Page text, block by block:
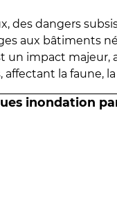
des dangers
aux bâtiments
un impact
la faune,
inondation